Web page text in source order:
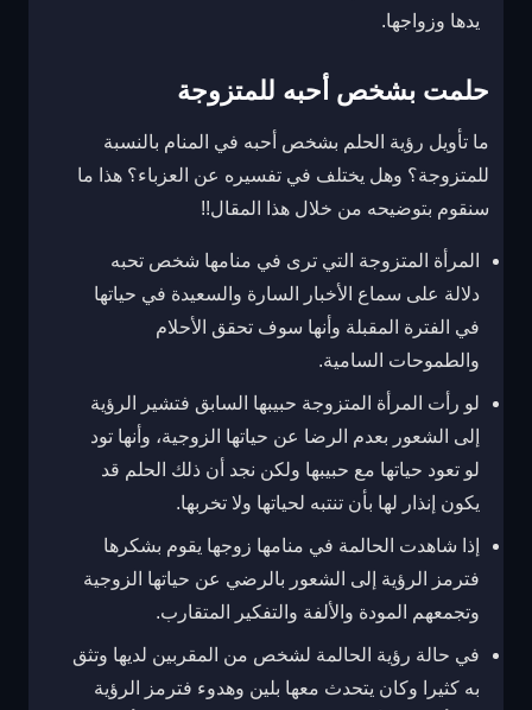
يدها وزواجها.
حلمت بشخص أحبه للمتزوجة
ما تأويل رؤية الحلم بشخص أحبه في المنام بالنسبة
للمتزوجة؟ وهل يختلف في تفسيره عن العزباء؟ هذا ما
سنقوم بتوضيحه من خلال هذا المقال!!
المرأة المتزوجة التي ترى في منامها شخص تحبه
دلالة على سماع الأخبار السارة والسعيدة في حياتها
في الفترة المقبلة وأنها سوف تحقق الأحلام
والطموحات السامية.
لو رأت المرأة المتزوجة حبيبها السابق فتشير الرؤية
إلى الشعور بعدم الرضا عن حياتها الزوجية، وأنها تود
لو تعود حياتها مع حبيبها ولكن نجد أن ذلك الحلم قد
يكون إنذار لها بأن تنتبه لحياتها ولا تخربها.
إذا شاهدت الحالمة في منامها زوجها يقوم بشكرها
فترمز الرؤية إلى الشعور بالرضي عن حياتها الزوجية
وتجمعهم المودة والألفة والتفكير المتقارب.
في حالة رؤية الحالمة لشخص من المقربين لديها وتثق
به كثيرا وكان يتحدث معها بلين وهدوء فترمز الرؤية